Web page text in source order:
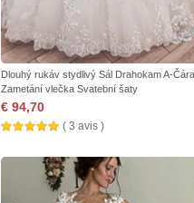
Dlouhý rukáv stydlivý Sál Drahokam A-Čára
Zametání vlečka Svatební šaty
€ 94,70
( 3 avis )